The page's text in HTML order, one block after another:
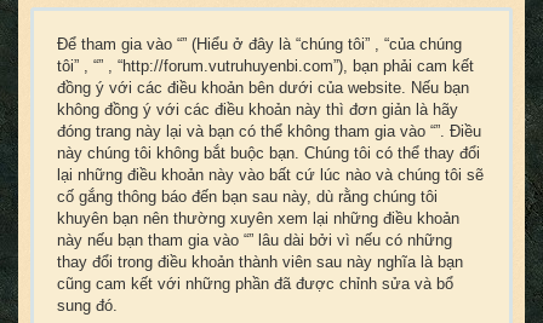
Để tham gia vào “” (Hiểu ở đây là “chúng tôi” , “của chúng
tôi” , “” , “http://forum.vutruhuyenbi.com”), bạn phải cam kết
đồng ý với các điều khoản bên dưới của website. Nếu bạn
không đồng ý với các điều khoản này thì đơn giản là hãy
đóng trang này lại và bạn có thể không tham gia vào “”. Điều
này chúng tôi không bắt buộc bạn. Chúng tôi có thể thay đổi
lại những điều khoản này vào bất cứ lúc nào và chúng tôi sẽ
cố gắng thông báo đến bạn sau này, dù rằng chúng tôi
khuyên bạn nên thường xuyên xem lại những điều khoản
này nếu bạn tham gia vào “” lâu dài bởi vì nếu có những
thay đổi trong điều khoản thành viên sau này nghĩa là bạn
cũng cam kết với những phần đã được chỉnh sửa và bổ
sung đó.